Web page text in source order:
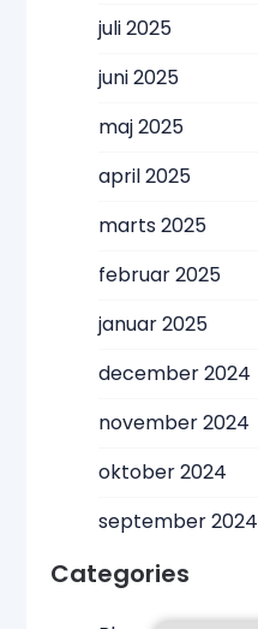
juli 2025
juni 2025
maj 2025
april 2025
marts 2025
februar 2025
januar 2025
december 2024
november 2024
oktober 2024
september 2024
Categories